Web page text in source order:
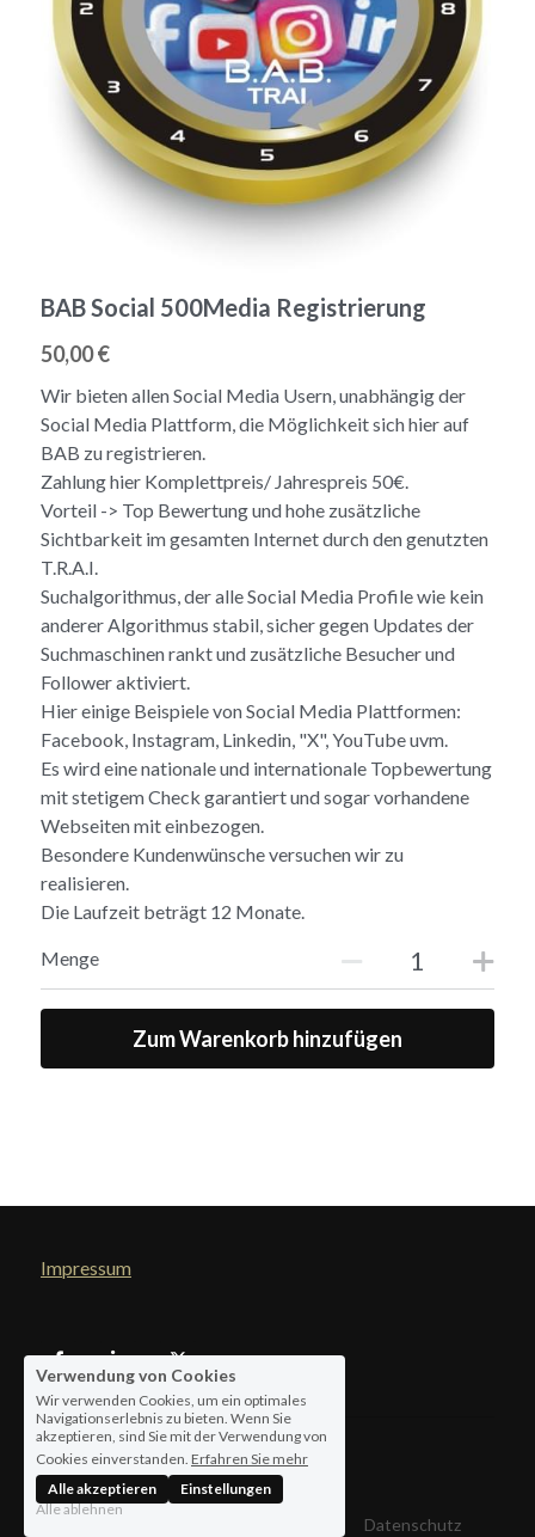
BAB Social 500Media Registrierung
50,00 €
Wir bieten allen Social Media Usern, unabhängig der
Social Media Plattform, die Möglichkeit sich hier auf
BAB zu registrieren.
Zahlung hier Komplettpreis/ Jahrespreis 50€.
Vorteil -> Top Bewertung und hohe zusätzliche
Sichtbarkeit im gesamten Internet durch den genutzten
T.R.A.I.
Suchalgorithmus, der alle Social Media Profile wie kein
anderer Algorithmus stabil, sicher gegen Updates der
Suchmaschinen rankt und zusätzliche Besucher und
Follower aktiviert.
Hier einige Beispiele von Social Media Plattformen:
Facebook, Instagram, Linkedin, "X", YouTube uvm.
Es wird eine nationale und internationale Topbewertung
mit stetigem Check garantiert und sogar vorhandene
Webseiten mit einbezogen.
Besondere Kundenwünsche versuchen wir zu
realisieren.
Die Laufzeit beträgt 12 Monate.
Menge
Zum Warenkorb hinzufügen
Impressum
© 2026
Datenschutz
Verwendung von Cookies
Wir verwenden Cookies, um ein optimales
Navigationserlebnis zu bieten. Wenn Sie
akzeptieren, sind Sie mit der Verwendung von
Cookies einverstanden. Erfahren Sie mehr
Alle akzeptieren
Einstellungen
Alle ablehnen